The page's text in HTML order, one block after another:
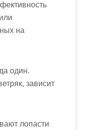
на
один.
зависит
лопасти